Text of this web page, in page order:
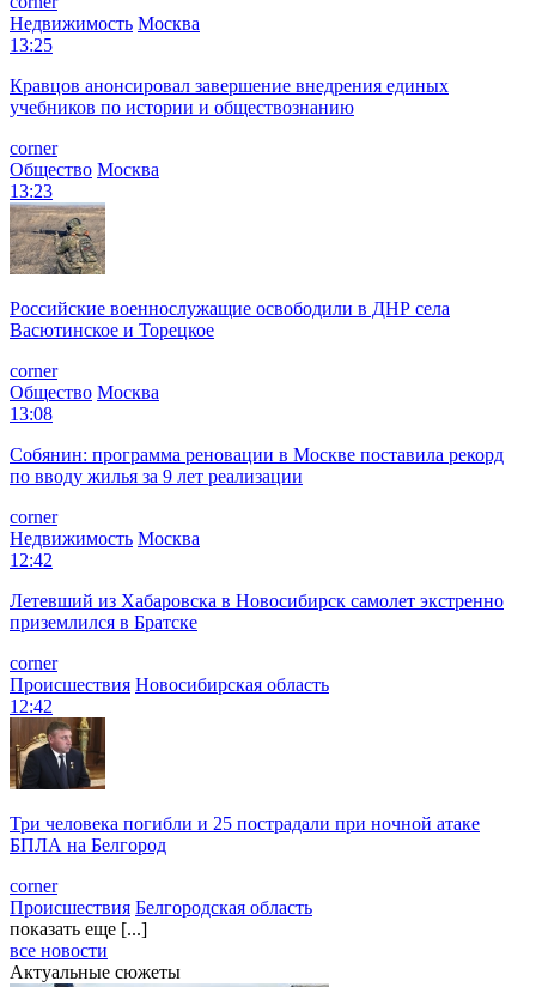
Недвижимость Москва
13:25
Кравцов анонсировал завершение внедрения единых
учебников по истории и обществознанию
corner
Общество Москва
13:23
Российские военнослужащие освободили в ДНР села
Васютинское и Торецкое
corner
Общество Москва
13:08
Собянин: программа реновации в Москве поставила рекорд
по вводу жилья за 9 лет реализации
corner
Недвижимость Москва
12:42
Летевший из Хабаровска в Новосибирск самолет экстренно
приземлился в Братске
corner
Происшествия Новосибирская область
12:42
Три человека погибли и 25 пострадали при ночной атаке
БПЛА на Белгород
corner
Происшествия Белгородская область
показать еще [...]
все новости
Актуальные сюжеты